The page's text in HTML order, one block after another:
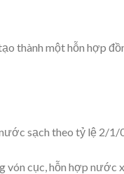
thành một hỗn hợp
sạch theo tỷ lệ 2/
vón cục, hỗn hợp nước